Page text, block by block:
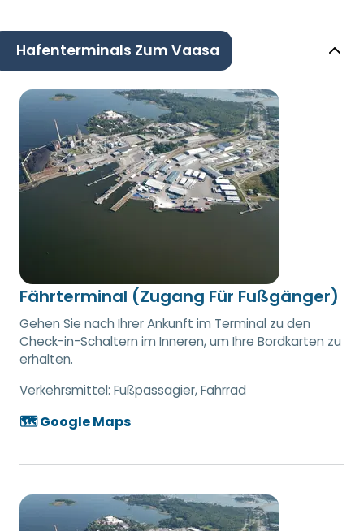
Hafenterminals Zum Vaasa
Fährterminal (Zugang Für Fußgänger)
Gehen Sie nach Ihrer Ankunft im Terminal zu den
Check-in-Schaltern im Inneren, um Ihre Bordkarten zu
erhalten.
Verkehrsmittel: Fußpassagier, Fahrrad
🗺️ Google Maps